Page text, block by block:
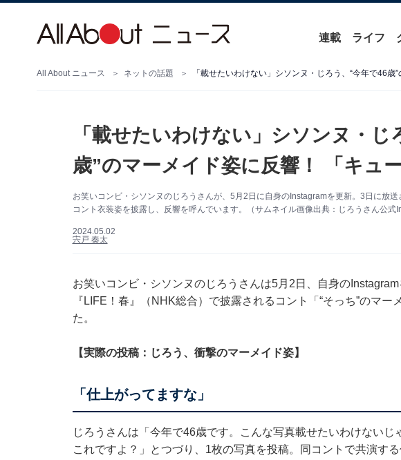
連載 ライフ
All About ニュース ネットの話題 「載せたいわけない」シソンヌ・じろう、“今年で46歳
「載せたいわけない」シソンヌ・じ
歳”のマーメイド姿に反響！ 「キュ
お笑いコンビ・シソンヌのじろうさんが、5月2日に自身のInstagramを更新。3日に放
コント衣装姿を披露し、反響を呼んでいます。（サムネイル画像出典：じろうさん公式
2024.05.02
宍戸 奏太
お笑いコンビ・シソンヌのじろうさんは5月2日、自身の
『LIFE！春』（NHK総合）で披露されるコント「“そっち”のマ
た。
【実際の投稿：じろう、衝撃のマーメイド姿】
「仕上がってますな」
じろうさんは「今年で46歳です。こんな写真載せたいわけないじ
これですよ？」とつづり、1枚の写真を投稿。同コントで共演す